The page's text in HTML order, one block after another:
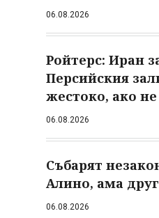
06.08.2026
Ройтерс: Иран
Персийския
жестоко, ако
06.08.2026
Събарят
Алино, ама
06.08.2026